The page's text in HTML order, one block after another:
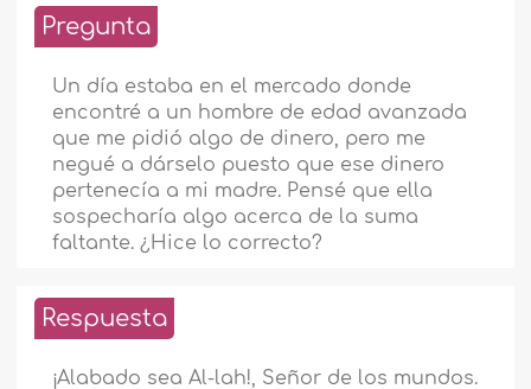
Pregunta
Un día estaba en el mercado donde
encontré a un hombre de edad avanzada
que me pidió algo de dinero, pero me
negué a dárselo puesto que ese dinero
pertenecía a mi madre. Pensé que ella
sospecharía algo acerca de la suma
faltante. ¿Hice lo correcto?
Respuesta
¡Alabado sea Al-lah!, Señor de los mundos.